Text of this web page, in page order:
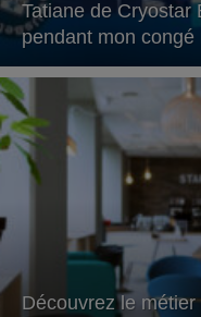
Tatiane de Cryostar
pendant mon congé
Découvrez le